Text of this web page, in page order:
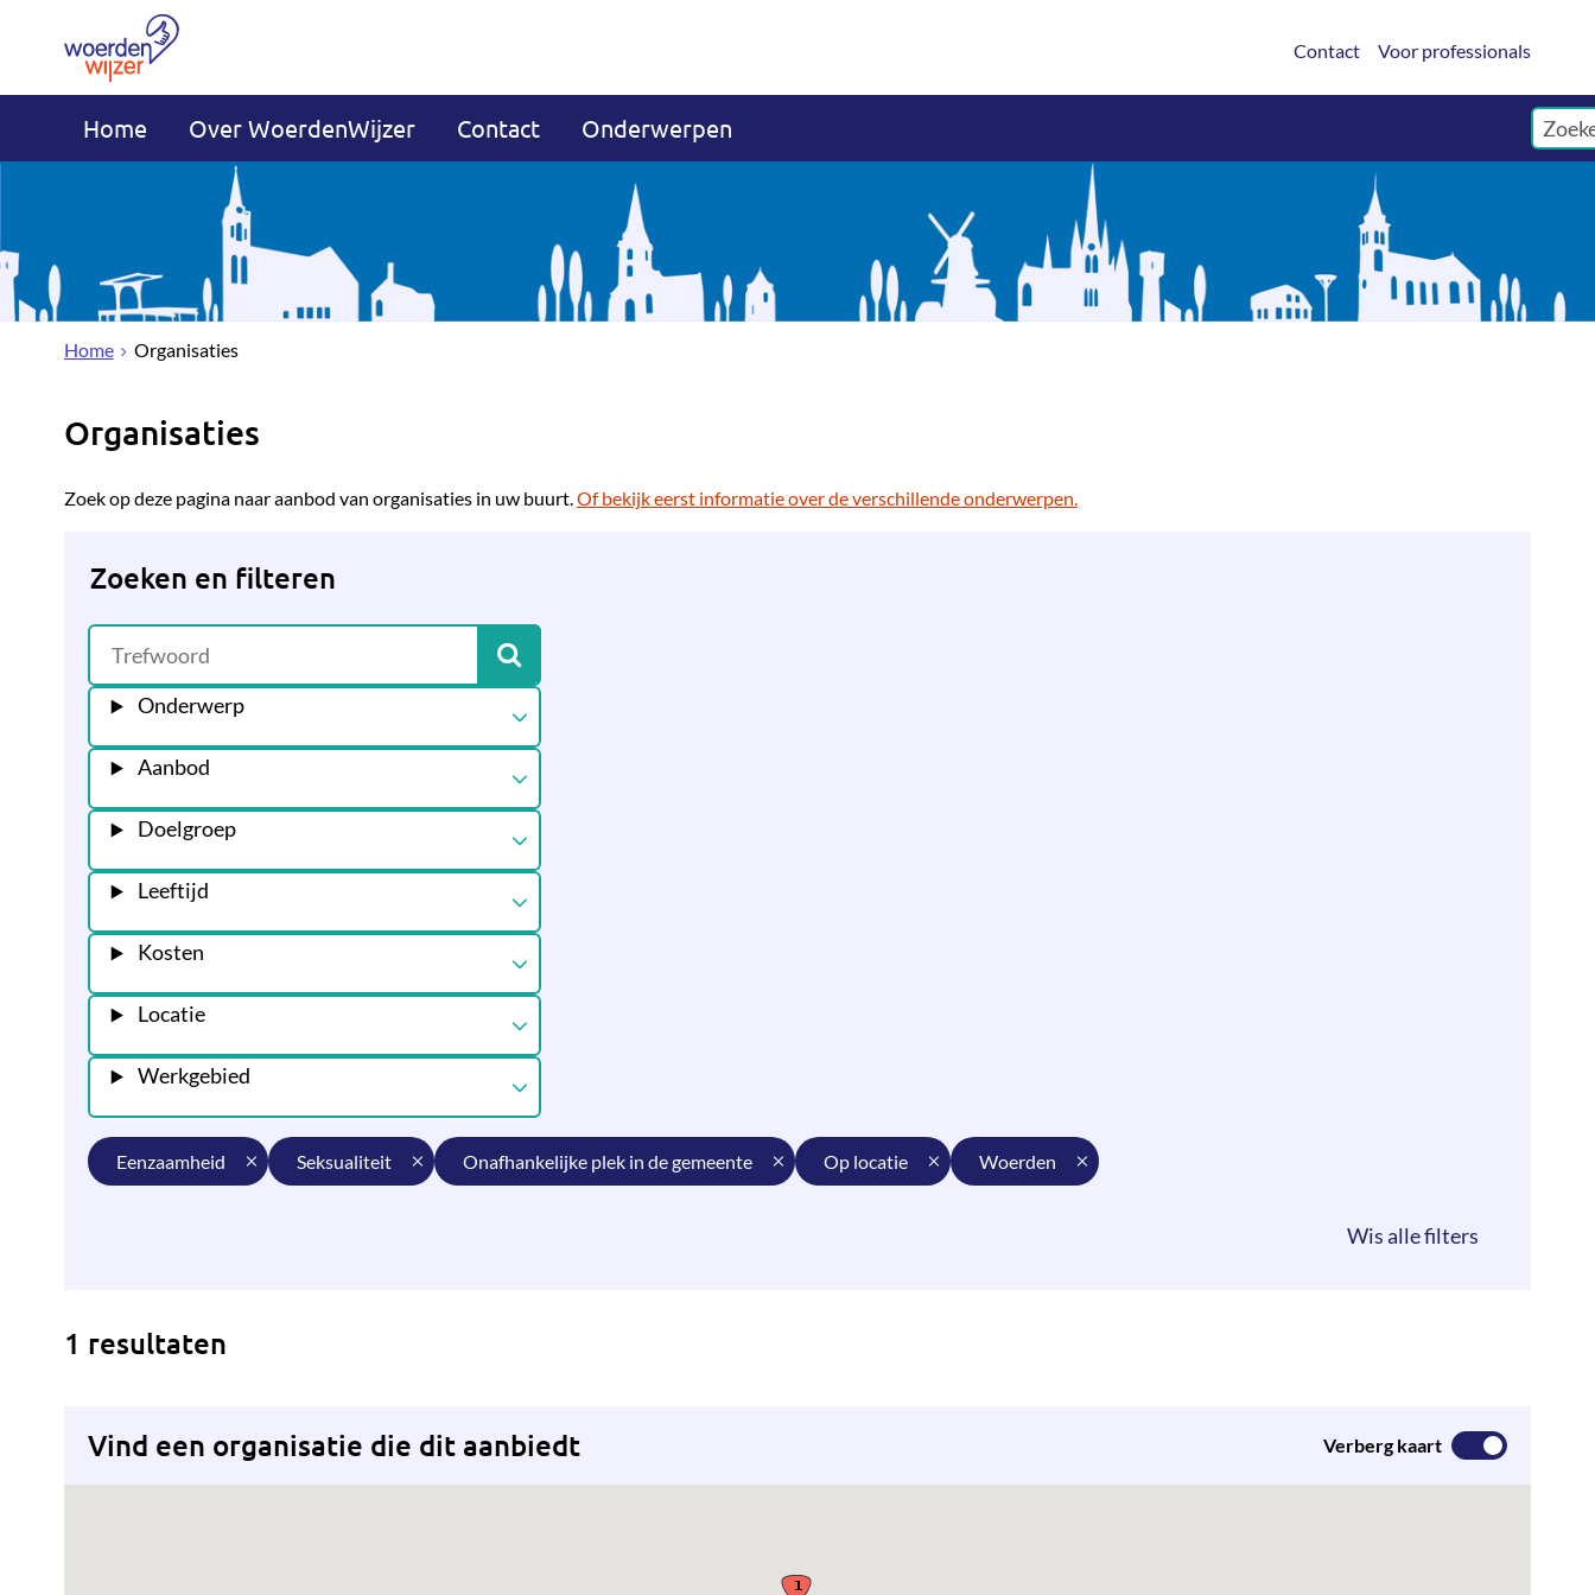
Contact Voor professionals
Home Over WoerdenWijzer Contact Onderwerpen
Home Organisaties
Organisaties
Zoek op deze pagina naar aanbod van organisaties in uw buurt.Of bekijk eerst informatie over de verschillende onderwerpen.
Zoeken en filteren
Onderwerp
Aanbod
Doelgroep
Leeftijd
Kosten
Locatie
Werkgebied
eenzaamheid seksualiteit onafhankelijke plek in de gemeente op locatie woerden
1 resultaten
Vind een organisatie die dit aanbiedt Verberg kaart